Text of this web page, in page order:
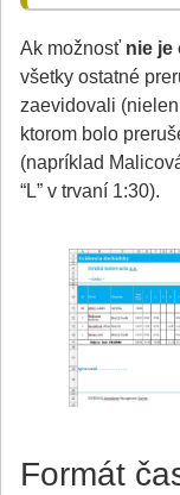
Ak možnosť nie je
všetky ostatné
zaevidovali
ktorom bolo
(napríklad
“L” v trvaní 1:30).
Formát